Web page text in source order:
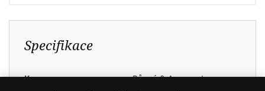
Specifikace
Kov:
Různé & Ag ryzost